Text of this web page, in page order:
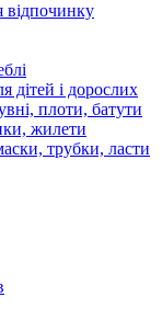
відпочинку
дітей і дорослих
плоти, батути
жилети
трубки, ласти